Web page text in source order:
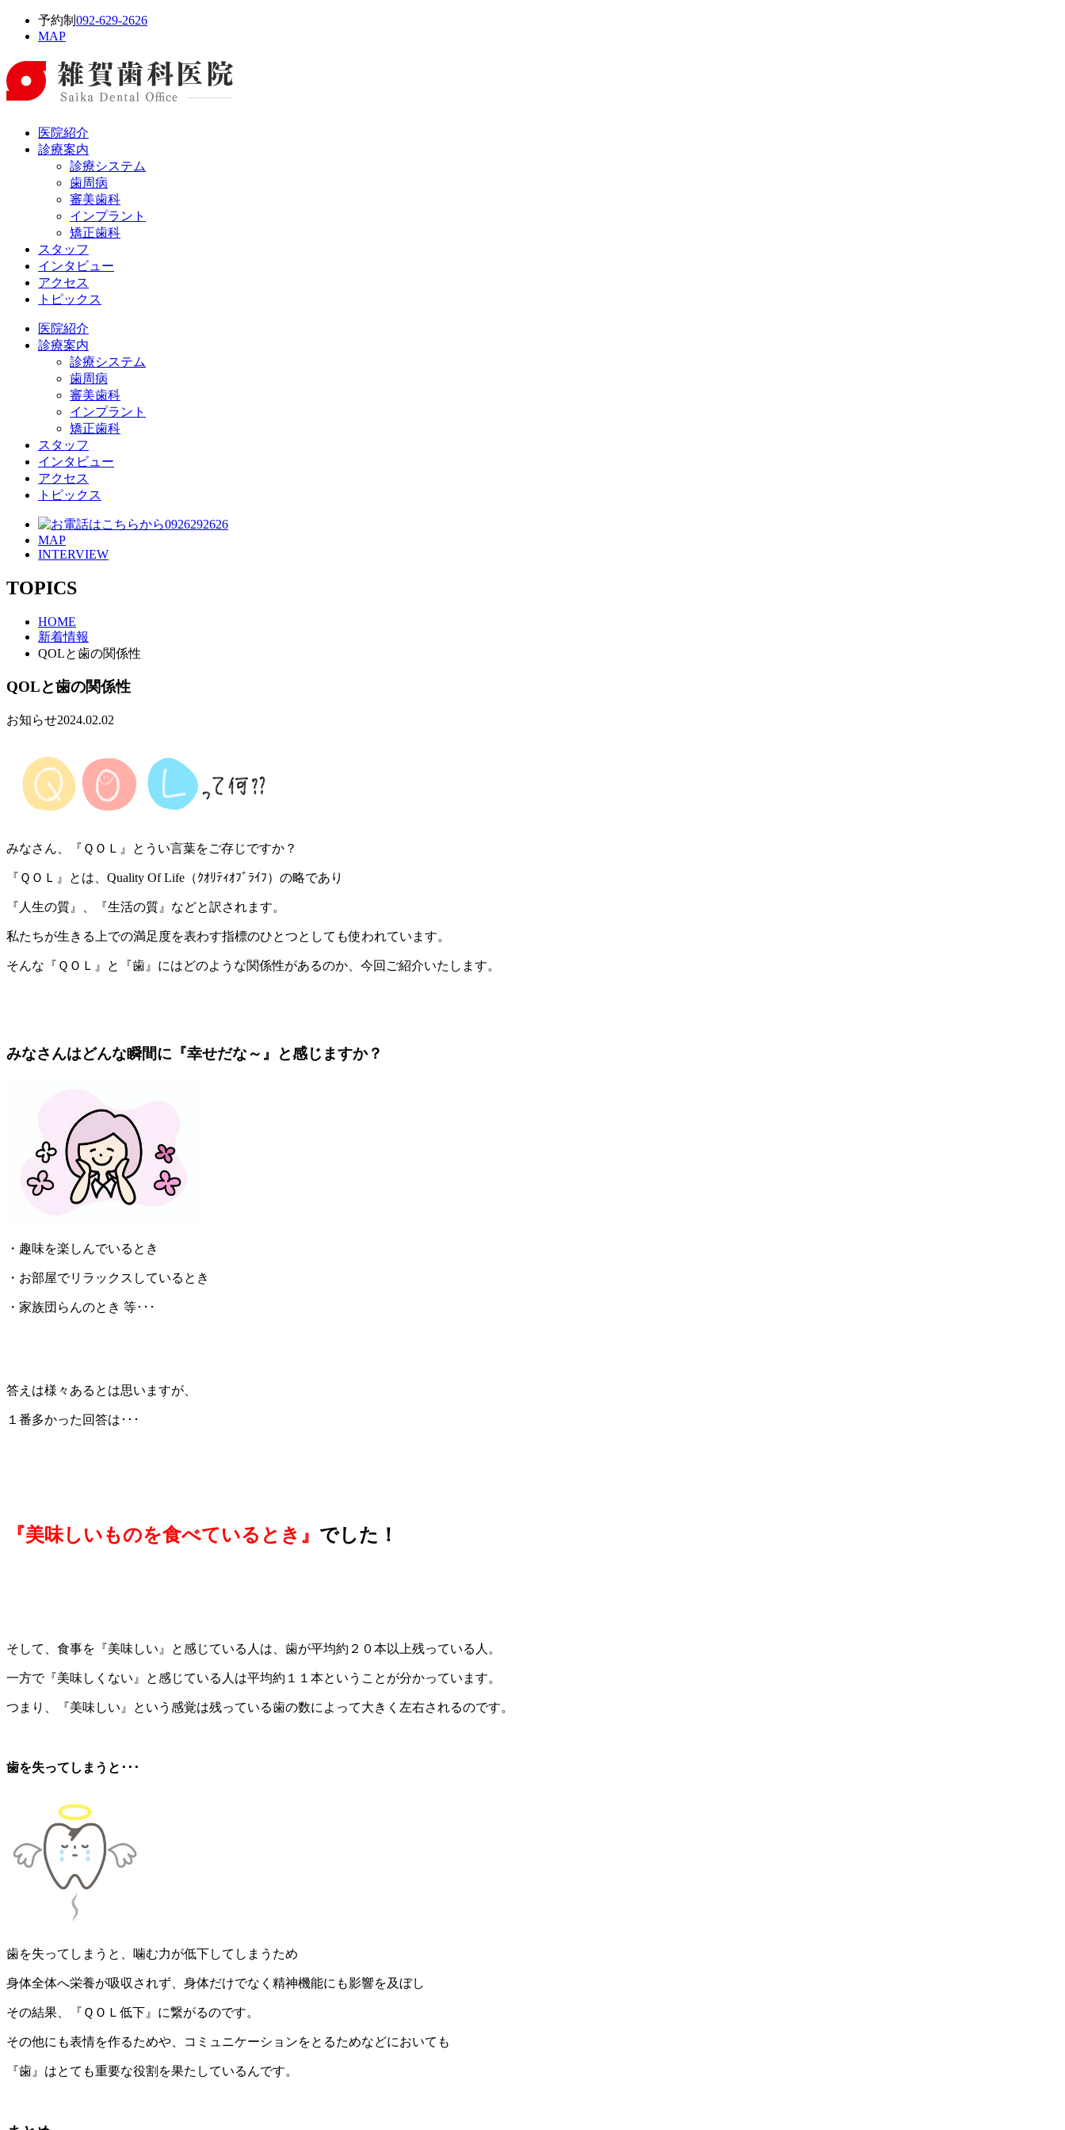
予約制 092-629-2626
MAP
医院紹介
診療案内
診療システム
歯周病
審美歯科
インプラント
矯正歯科
スタッフ
インタビュー
アクセス
トピックス
医院紹介
診療案内
診療システム
歯周病
審美歯科
インプラント
矯正歯科
スタッフ
インタビュー
アクセス
トピックス
MAP
INTERVIEW
TOPICS
HOME
新着情報
QOLと歯の関係性
QOLと歯の関係性
お知らせ2024.02.02
みなさん、『ＱＯＬ』とうい言葉をご存じですか？
『ＱＯＬ』とは、Quality Of Life（ｸｵﾘﾃｨｵﾌﾞﾗｲﾌ）の略であり
『人生の質』、『生活の質』などと訳されます。
私たちが生きる上での満足度を表わす指標のひとつとしても使われています。
そんな『ＱＯＬ』と『歯』にはどのような関係性があるのか、今回ご紹介いたします。
みなさんはどんな瞬間に『幸せだな～』と感じますか？
・趣味を楽しんでいるとき
・お部屋でリラックスしているとき
・家族団らんのとき 等･･･
答えは様々あるとは思いますが、
１番多かった回答は･･･
『美味しいものを食べているとき』 でした！
そして、食事を『美味しい』と感じている人は、歯が平均約２０本以上残っている人。
一方で『美味しくない』と感じている人は平均約１１本ということが分かっています。
つまり、『美味しい』という感覚は残っている歯の数によって大きく左右されるのです。
歯を失ってしまうと･･･
歯を失ってしまうと、噛む力が低下してしまうため
身体全体へ栄養が吸収されず、身体だけでなく精神機能にも影響を及ぼし
その結果、『ＱＯＬ低下』に繋がるのです。
その他にも表情を作るためや、コミュニケーションをとるためなどにおいても
『歯』はとても重要な役割を果たしているんです。